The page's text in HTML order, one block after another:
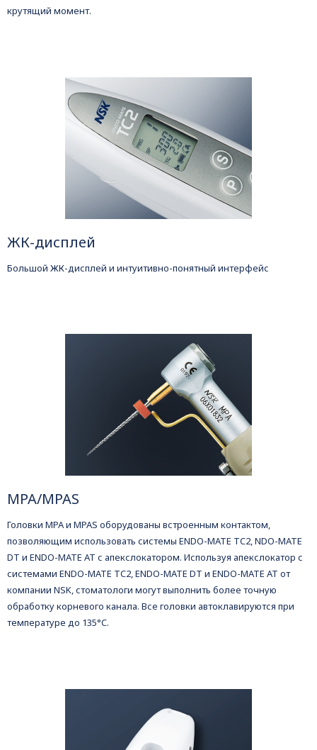
крутящий момент.
ЖК-дисплей
Большой ЖК-дисплей и интуитивно-понятный интерфейс
MPA/MPAS
Головки MPA и MPAS оборудованы встроенным контактом,
позволяющим использовать системы ENDO-MATE TC2, NDO-MATE
DT и ENDO-MATE AT с апекслокатором. Используя апекслокатор с
системами ENDO-MATE TC2, ENDO-MATE DT и ENDO-MATE AT от
компании NSK, стоматологи могут выполнить более точную
обработку корневого канала. Все головки автоклавируются при
температуре до 135°C.